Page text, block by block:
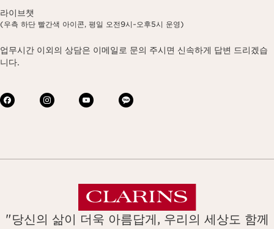
라이브챗
(우측 하단 빨간색 아이콘, 평일 오전9시~오후5시 운영)
업무시간 이외의 상담은 이메일로 문의 주시면 신속하게 답변 드리겠습
니다.
"당신의 삶이 더욱 아름답게, 우리의 세상도 함께